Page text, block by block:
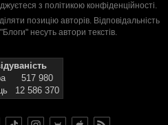
з політикою конфіденційності.
позицію авторів. Відповідальність
несуть автори текстів.
517 980
12 586 370